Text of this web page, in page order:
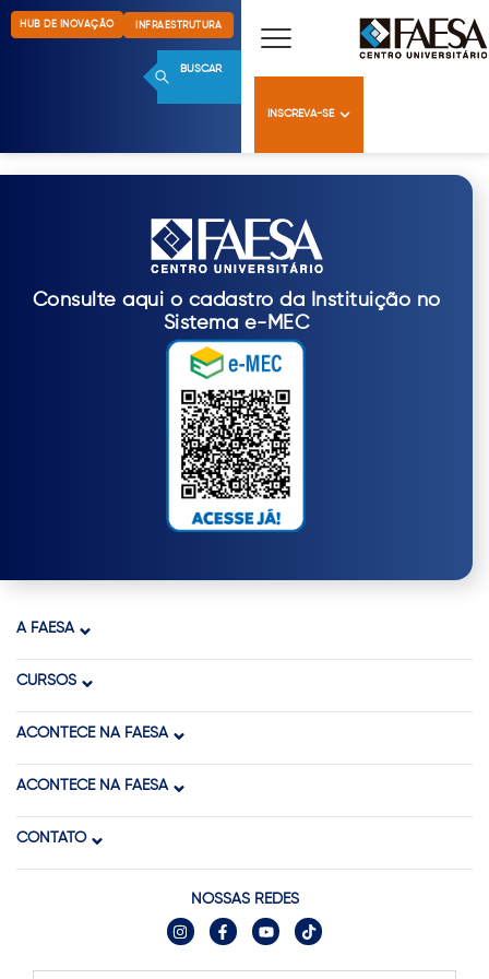
HUB DE INOVAÇÃO INFRAESTRUTURA
BUSCAR
INSCREVA-SE
Consulte aqui o cadastro da Instituição no
Sistema e-MEC
A FAESA
CURSOS
ACONTECE NA FAESA
ACONTECE NA FAESA
CONTATO
NOSSAS REDES